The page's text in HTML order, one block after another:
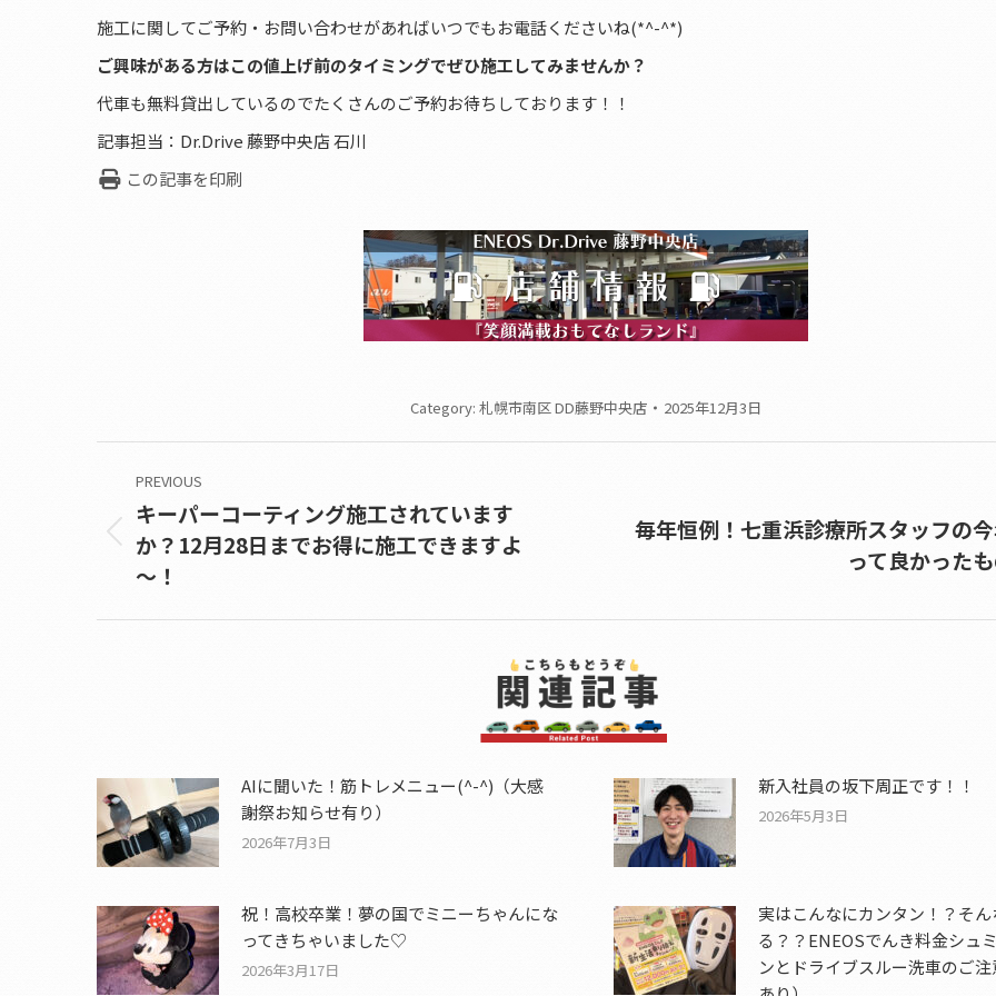
施工に関してご予約・お問い合わせがあればいつでもお電話くださいね(*^-^*)
ご興味がある方はこの値上げ前のタイミングでぜひ施工してみませんか？
代車も無料貸出しているのでたくさんのご予約お待ちしております！！
記事担当：Dr.Drive 藤野中央店 石川
この記事を印刷
Category: 札幌市南区 DD藤野中央店 2025年12月3日
navigation
PREVIOUS
Previous
post:
キーパーコーティング施工されています
か？12月28日までお得に施工できますよ
～！
Next
毎年恒例！七重浜診療所スタッフの
って良かった
AIに聞いた！筋トレメニュー(^-^)（大感
謝祭お知らせ有り）
2026年7月3日
新入社員の坂下周正です！！
2026年5月3日
祝！高校卒業！夢の国でミニーちゃんにな
ってきちゃいました♡
2026年3月17日
実はこんなにカンタン！？そ
る？？ENEOSでんき料金シュ
ンとドライブスルー洗車のご